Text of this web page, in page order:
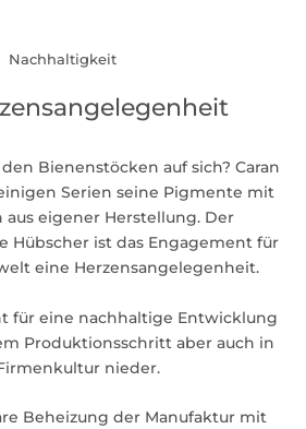
Nachhaltigkeit
Bienenstöcken auf sich? Caran
Serien seine Pigmente mit
aus eigener Herstellung. Der
Hübscher ist das Engagement für
eine Herzensangelegenheit.
für eine nachhaltige Entwicklung
Produktionsschritt aber auch in
nieder.
Beheizung der Manufaktur mit